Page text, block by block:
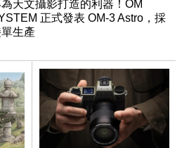
天文攝影打造的利器！OM
正式發表 OM-3 Astro，採
生產